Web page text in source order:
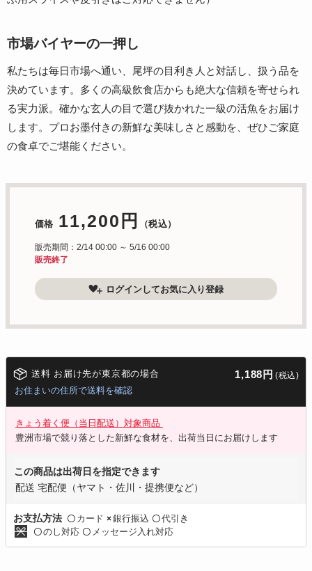
市場バイヤーの一押し
私たちは毎日市場へ通い、尾坪の目利き人と対話し、扱う品を
決めています。多くの高級飲食店からも絶大な信頼を寄せられ
る実力派。確かな玄人の目で選び抜かれた一級の活魚をお届け
します。プロお墨付きの新鮮な美味しさと感動を、ぜひご家庭
の食卓でご堪能ください。
価格 11,200円 （税込）
販売期間：2/14 00:00 ～ 5/16 00:00
販売終了
ログインしてお気に入り登録
送料 お届け先が東京都の場合 1,188円 (税込)
お住まいの住所で送料を確認
きょう着く便（当日配送）対象商品
豊洲市場で競り落とした新鮮な食材を、出荷当日にお届けします
この商品は出荷日を指定できます
配送 宅配便（ヤマト・佐川・提携便など）
お支払方法 〇 カード ×銀行振込 〇代引き
〇のし対応 〇 メッセージ入れ対応